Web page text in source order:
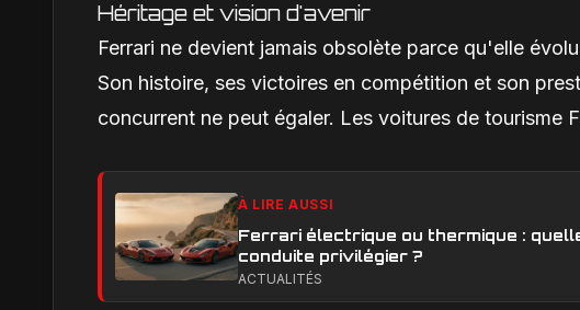
Héritage et vision d'avenir
Ferrari ne devient jamais obsolète parce qu'elle
Son histoire, ses victoires en compétition et son
concurrent ne peut égaler. Les voitures de tourisme
À LIRE AUSSI
Ferrari électrique ou thermique :
conduite privilégier ?
ACTUALITÉS